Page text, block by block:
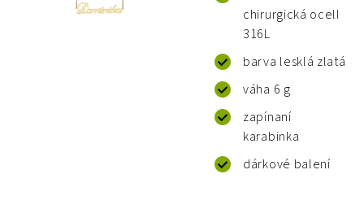
chirurgická ocelI
316L
barva lesklá zlatá
váha 6 g
zapínaní
karabinka
dárkové balení